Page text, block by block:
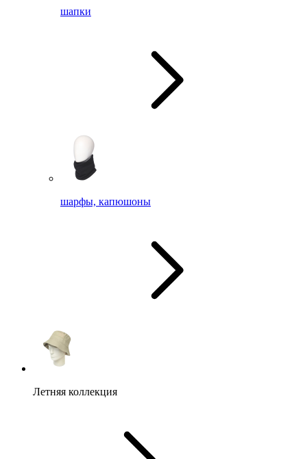
шапки
шарфы, капюшоны
Летняя коллекция